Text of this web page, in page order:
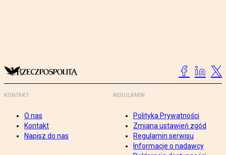
KONTAKT
O nas
Kontakt
Napisz do nas
REGULAMIN
Polityka Prywatności
Zmiana ustawień zgód
Regulamin serwisu
Informacje o nadawcy